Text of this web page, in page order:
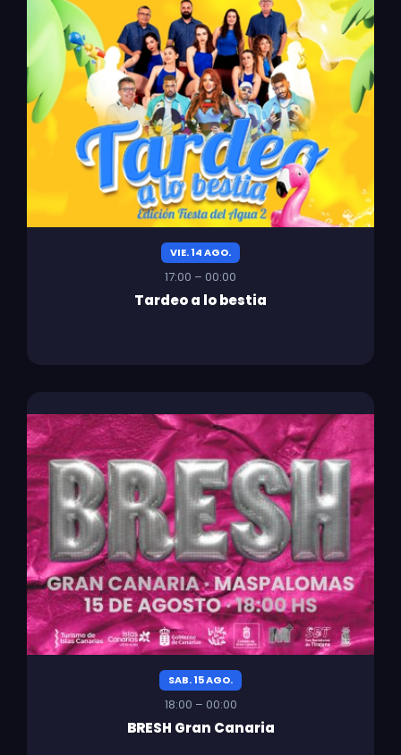
VIE. 14 AGO.
17:00 – 00:00
Tardeo a lo bestia
SAB. 15 AGO.
18:00 – 00:00
BRESH Gran Canaria